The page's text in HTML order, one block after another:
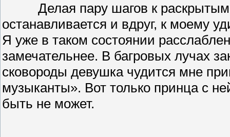
Делая пару шагов к
останавливается и вдруг, к моему
Я уже в таком состоянии
замечательнее. В багровых лучах
сковороды девушка чудится мне
музыканты». Вот только принца с
быть не может.